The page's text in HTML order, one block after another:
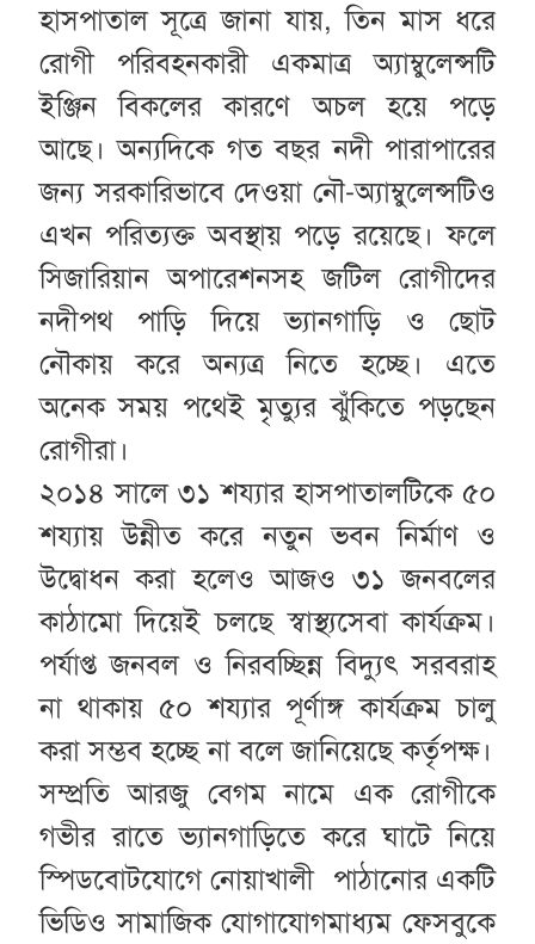
হাসপাতাল সূত্রে জানা যায়, তিন মাস ধরে
রোগী পরিবহনকারী একমাত্র অ্যাম্বুলেন্সটি
ইঞ্জিন বিকলের কারণে অচল হয়ে পড়ে
আছে। অন্যদিকে গত বছর নদী পারাপারের
জন্য সরকারিভাবে দেওয়া নৌ-অ্যাম্বুলেন্সটিও
এখন পরিত্যক্ত অবস্থায় পড়ে রয়েছে। ফলে
সিজারিয়ান অপারেশনসহ জটিল রোগীদের
নদীপথ পাড়ি দিয়ে ভ্যানগাড়ি ও ছোট
নৌকায় করে অন্যত্র নিতে হচ্ছে। এতে
অনেক সময় পথেই মৃত্যুর ঝুঁকিতে পড়ছেন
রোগীরা।
২০১৪ সালে ৩১ শয্যার হাসপাতালটিকে ৫০
শয্যায় উন্নীত করে নতুন ভবন নির্মাণ ও
উদ্বোধন করা হলেও আজও ৩১ জনবলের
কাঠামো দিয়েই চলছে স্বাস্থ্যসেবা কার্যক্রম।
পর্যাপ্ত জনবল ও নিরবচ্ছিন্ন বিদ্যুৎ সরবরাহ
না থাকায় ৫০ শয্যার পূর্ণাঙ্গ কার্যক্রম চালু
করা সম্ভব হচ্ছে না বলে জানিয়েছে কর্তৃপক্ষ।
সম্প্রতি আরজু বেগম নামে এক রোগীকে
গভীর রাতে ভ্যানগাড়িতে করে ঘাটে নিয়ে
স্পিডবোটযোগে নোয়াখালী পাঠানোর একটি
ভিডিও সামাজিক যোগাযোগমাধ্যম ফেসবুকে